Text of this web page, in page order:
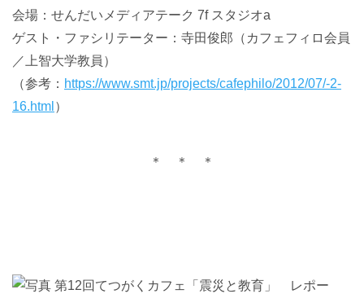
会場：せんだいメディアテーク 7f スタジオa
ゲスト・ファシリテーター：寺田俊郎（カフェフィロ会員
／上智大学教員）
（参考： https://www.smt.jp/projects/cafephilo/2012/07/-2-
16.html ）
＊ ＊ ＊